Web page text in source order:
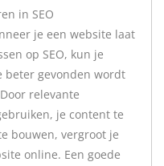
in SEO
je een website laat
op SEO, kun je
beter gevonden wordt
relevante
je content te
bouwen, vergroot je
online. Een goede